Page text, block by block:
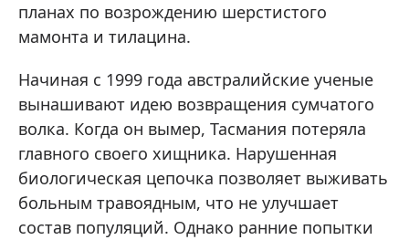
планах по возрождению шерстистого
мамонта и тилацина.
Начиная с 1999 года австралийские ученые
вынашивают идею возвращения сумчатого
волка. Когда он вымер, Тасмания потеряла
главного своего хищника. Нарушенная
биологическая цепочка позволяет выживать
больным травоядным, что не улучшает
состав популяций. Однако ранние попытки